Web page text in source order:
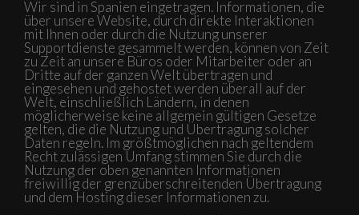
Wir sind in Spanien eingetragen. Informationen, die
über unsere Website, durch direkte Interaktionen
mit Ihnen oder durch die Nutzung unserer
Supportdienste gesammelt werden, können von Zeit
zu Zeit an unsere Büros oder Mitarbeiter oder an
Dritte auf der ganzen Welt übertragen und
eingesehen und gehostet werden überall auf der
Welt, einschließlich Ländern, in denen
möglicherweise keine allgemein gültigen Gesetze
gelten, die die Nutzung und Übertragung solcher
Daten regeln. Im größtmöglichen nach geltendem
Recht zulässigen Umfang stimmen Sie durch die
Nutzung der oben genannten Informationen
freiwillig der grenzüberschreitenden Übertragung
und dem Hosting dieser Informationen zu.